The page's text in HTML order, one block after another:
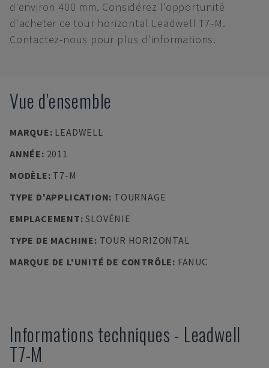
d'environ 400 mm. Considérez l'opportunité
d'acheter ce tour horizontal Leadwell T7-M.
Contactez-nous pour plus d'informations.
Vue d'ensemble
MARQUE: LEADWELL
ANNÉE: 2011
MODÈLE: T7-M
TYPE D'APPLICATION: TOURNAGE
EMPLACEMENT:SLOVÉNIE
TYPE DE MACHINE: TOUR HORIZONTAL
MARQUE DE L'UNITÉ DE CONTRÔLE: FANUC
Informations techniques - Leadwell
T7-M